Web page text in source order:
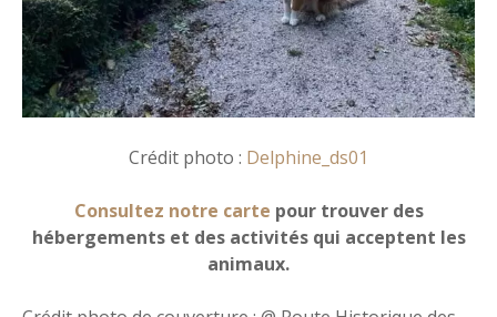
Crédit photo : Delphine_ds01
Consultez notre carte pour trouver des
hébergements et des activités qui acceptent les
animaux.